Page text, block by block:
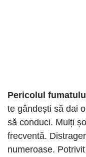
Pericolul
te gândești să dai
să conduci. Mulți
frecventă.
numeroase.